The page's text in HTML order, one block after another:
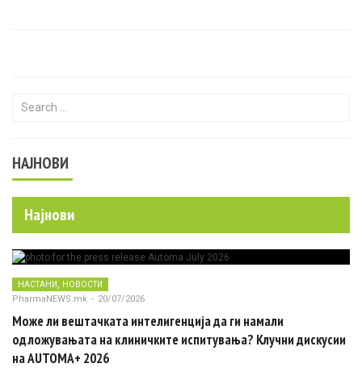
Search for:
НАЈНОВИ
Најнови
НАСТАНИ НОВОСТИ
PharmaNEWS.mk - 20/07/2026
Може ли вештачката интелигенција да ги намали
одложувањата на клиничките испитувања? Клучни дискусии
на AUTOMA+ 2026